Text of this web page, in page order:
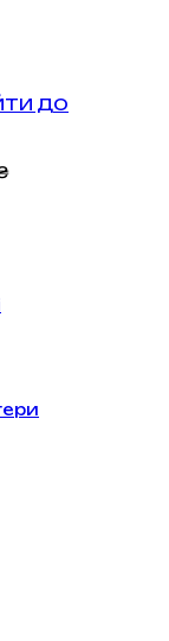
ДО